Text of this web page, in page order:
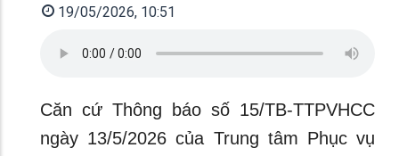
19/05/2026, 10:51
Căn cứ Thông báo số 15/TB-TTPVHCC
ngày 13/5/2026 của Trung tâm Phục vụ